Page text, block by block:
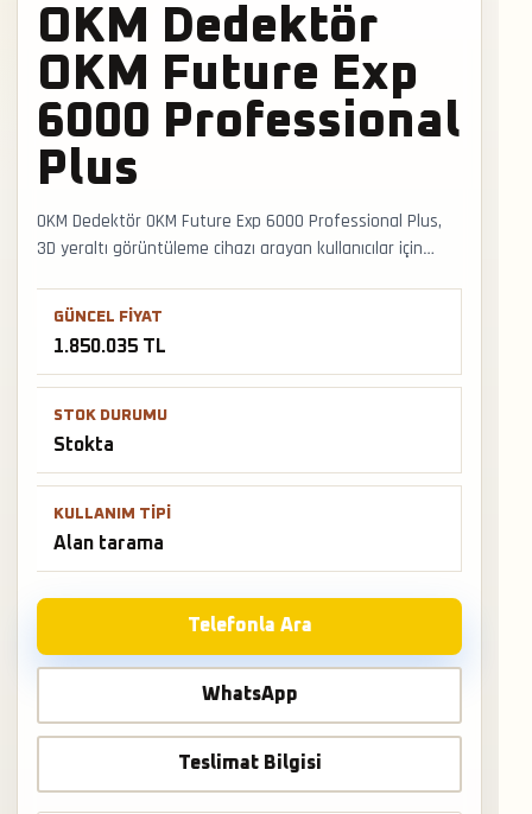
OKM Dedektör
OKM Future Exp
6000 Professional
Plus
OKM Dedektör OKM Future Exp 6000 Professional Plus,
3D yeraltı görüntüleme cihazı arayan kullanıcılar için
tarafında manyetik anomali, boşluk izi, yapı kalıntısı ve
Türkiye geneli kargo ve mağazadan teslimat desteğiyle
satış ve teslimat desteği hızlıca alınabilir.
GÜNCEL FIYAT
1.850.035 TL
STOK DURUMU
Stokta
KULLANIM TIPI
Alan tarama
Telefonla Ara
WhatsApp
Teslimat Bilgisi